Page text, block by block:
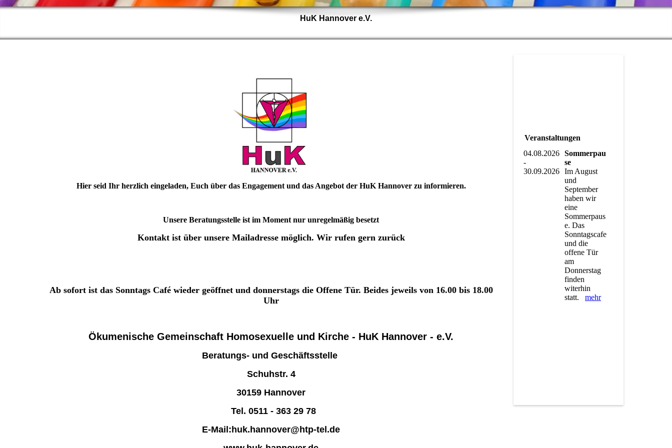
HuK Hannover e.V.
Hier seid Ihr herzlich eingeladen, Euch über das Engagement und das Angebot der HuK Hannover zu informieren.
Unsere Beratungsstelle ist im Moment nur unregelmäßig besetzt
Kontakt ist über unsere Mailadresse möglich. Wir rufen gern zurück
Ab sofort ist das Sonntags Café wieder geöffnet und donnerstags die Offene Tür. Beides jeweils von 16.00 bis 18.00
Uhr
Ökumenische Gemeinschaft Homosexuelle und Kirche - HuK Hannover - e.V.
Beratungs- und Geschäftsstelle
Schuhstr. 4
30159 Hannover
Tel. 0511 - 363 29 78
E-Mail:huk.hannover@htp-tel.de
Veranstaltungen
04.08.2026
-
30.09.2026
Sommerpau
se
Im August
und
September
haben wir
eine
Sommerpaus
e. Das
Sonntagscafe
und die
offene Tür
am
Donnerstag
finden
witerhin
statt. mehr